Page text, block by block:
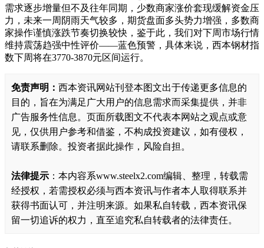
需求逐步增量但不及往年同期，少数商家涨价套现缓解资金压
力，未来一周阴雨天气较多，期货盘面多头势力增强，多数商
家操作谨慎涨跌节奏切换较快，鉴于此，我们对下周市场行情
维持震荡趋强中性评价——蓝色预警，具体来说，西本钢材指
数下周将在3770-3870元区间运行。
免责声明： 西本资讯网站刊登本图文出于传递更多信息的
目的，旨在为满足广大用户的信息需求而采集提供，并非
广告服务性信息。页面所载图文不代表本网站之观点或意
见，仅供用户参考和借鉴，不构成投资建议，如有侵权，
请联系删除。投资者据此操作，风险自担。
法律提示 ：本内容系www.steelx2.com编辑、整理，转载需
经授权，若需授权必须与西本资讯与作者本人取得联系并
获得书面认可，并注明来源。如果私自转载，西本资讯保
留一切追诉的权力，直至追究私自转载者的法律责任。